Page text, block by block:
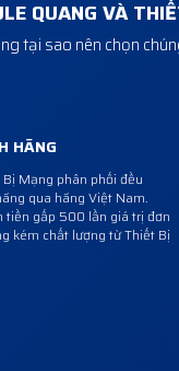
QUANG VÀ
tại sao nên chọn
HÃNG
Mạng phân phối đều
qua hãng Việt Nam.
tiền gấp 500 lần giá trị đơn
kém chất lượng từ Thiết Bị